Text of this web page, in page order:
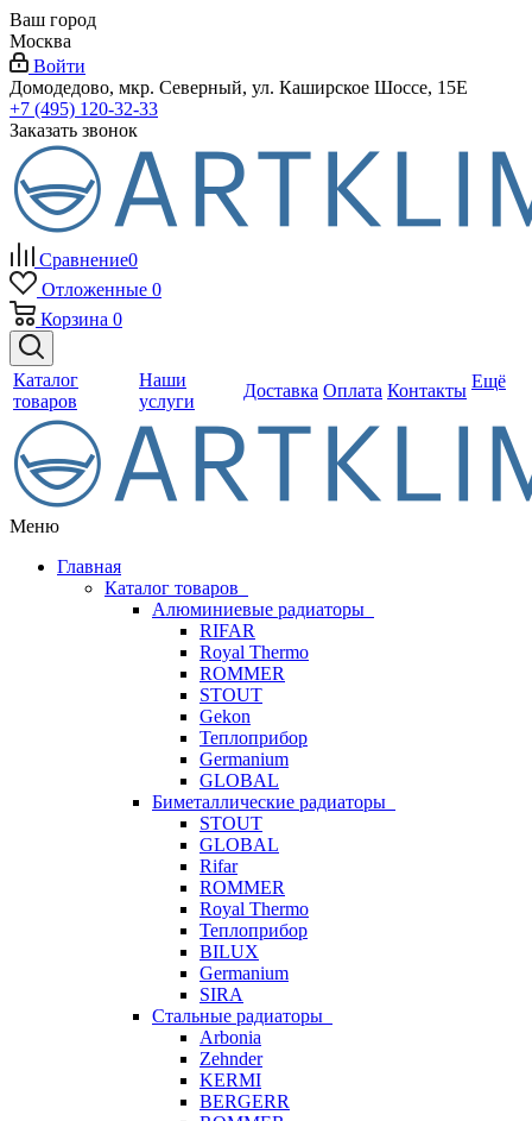
Ваш город
Москва
Войти
Домодедово, мкр. Северный, ул. Каширское Шоссе, 15Е
+7 (495) 120-32-33
Заказать звонок
Сравнение0
Отложенные 0
Корзина 0
Каталог
товаров
Наши
услуги
Доставка Оплата Контакты Ещё
Меню
Главная
Каталог товаров
Алюминиевые радиаторы
RIFAR
Royal Thermo
ROMMER
STOUT
Gekon
Теплоприбор
Germanium
GLOBAL
Биметаллические радиаторы
STOUT
GLOBAL
Rifar
ROMMER
Royal Thermo
Теплоприбор
BILUX
Germanium
SIRA
Стальные радиаторы
Arbonia
Zehnder
KERMI
BERGERR